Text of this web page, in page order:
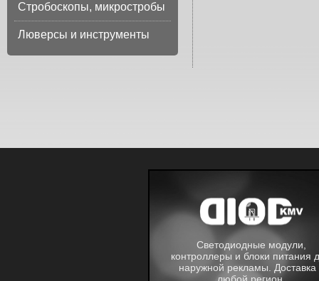
Стробоскопы, микростробы
Люверсы и инструменты
Светодиодные модули,
контроллеры и блоки питания
наружной рекламы. Доставка